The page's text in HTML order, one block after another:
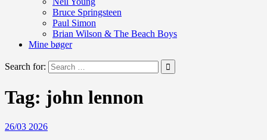
Bruce Springsteen
Paul Simon
Brian Wilson & The Beach Boys
Mine bøger
Search for:
Tag: john lennon
26/03 2026